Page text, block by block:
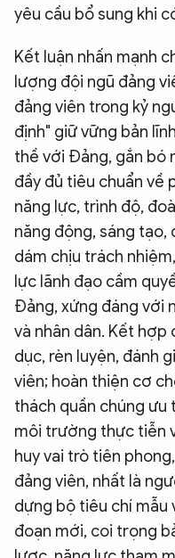
yêu cầu bổ sung khi
Kết luận nhấn mạnh
lượng đội ngũ đảng
đảng viên trong kỷ
định" giữ vững bản
thề với Đảng, gắn bó
đầy đủ tiêu chuẩn về
năng lực, trình độ,
năng động, sáng tạo,
dám chịu trách
lực lãnh đạo cầm
Đảng, xứng đáng với
và nhân dân. Kết
dục, rèn luyện, đánh
viên; hoàn thiện cơ
thách quần chúng ưu
môi trường thực tiễn
huy vai trò tiên
đảng viên, nhất là
dựng bộ tiêu chí mẫu
đoạn mới, coi trọng